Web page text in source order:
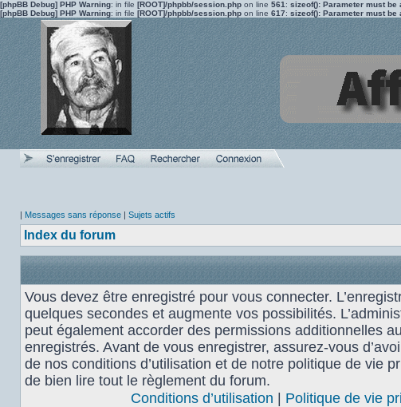
[phpBB Debug] PHP Warning: in file [ROOT]/phpbb/session.php on line 561 : sizeof(): Parameter must
[phpBB Debug] PHP Warning: in file [ROOT]/phpbb/session.php on line 617: sizeof(): Parameter must
| Messages sans réponse | Sujets actifs
Index du forum
Vous devez être enregistré pour vous connecter.
quelques secondes et augmente vos possibilités.
peut également accorder des permissions additionnelles
enregistrés. Avant de vous enregistrer, assurez-vous
de nos conditions d’utilisation et de notre politique de vie
de bien lire tout le règlement du forum.
Conditions d’utilisation
Politique de vie